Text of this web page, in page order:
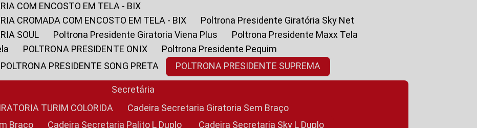
COM ENCOSTO EM TELA - BIX
CROMADA COM ENCOSTO EM TELA - BIX
Poltrona Presidente Giratória Sky Net
SOUL
Poltrona Presidente Giratoria Viena Plus
Poltrona Presidente Maxx Tela
POLTRONA PRESIDENTE ONIX
Poltrona Presidente Pequim
POLTRONA PRESIDENTE SONG PRETA POLTRONA PRESIDENTE SUPREMA
Secretária
TURIM COLORIDA
Cadeira Secretaria Giratoria Sem Braço
Braço
Cadeira Secretaria Palito L Duplo Cadeira Secretaria Sky L Duplo